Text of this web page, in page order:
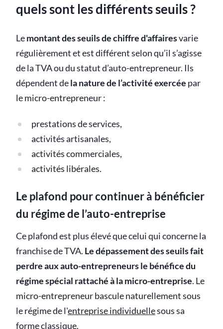
quels sont les différents seuils ?
Lemontant des seuils de chiffre d'affairesvarie
régulièrement et est différent selon qu’il s’agisse
de la TVA ou du statut d’auto-entrepreneur. Ils
dépendent dela nature de l’activité exercée par
le micro-entrepreneur :
prestations de services,
activités artisanales,
activités commerciales,
activités libérales.
Le plafond pour continuer à bénéficier
du régime de l’auto-entreprise
Ce plafond est plus élevé que celui qui concerne la
franchise de TVA. Le dépassement des seuils fait
perdre aux auto-entrepreneurs le bénéfice du
régime spécial rattaché à la micro-entreprise. Le
micro-entrepreneur bascule naturellement sous
le régime de l'entreprise individuellesous sa
forme classique.